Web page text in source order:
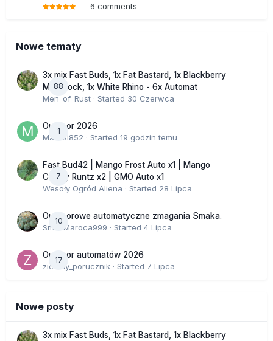
6 comments
Nowe tematy
88
3x mix Fast Buds, 1x Fat Bastard, 1x Blackberry
Moonrock, 1x White Rhino - 6x Automat
Men_of_Rust · Started 30 Czerwca
1
Outdoor 2026
Marcel852 · Started 19 godzin temu
7
Fast Bud42 | Mango Frost Auto x1 | Mango
Cherry Runtz x2 | GMO Auto x1
Wesoły Ogród Aliena · Started 28 Lipca
10
Outdoorowe automatyczne zmagania Smaka.
SmakMaroca999 · Started 4 Lipca
17
Outdoor automatów 2026
zielony_porucznik · Started 7 Lipca
Nowe posty
3x mix Fast Buds, 1x Fat Bastard, 1x Blackberry